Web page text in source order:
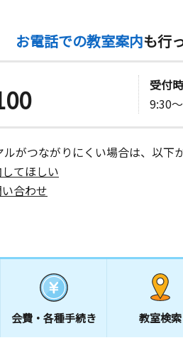
お電話での教室案内も行
受付
9:30
がつながりにくい場合は、以下
てほしい
合わせ
会費・ 各種手続き 教室検索